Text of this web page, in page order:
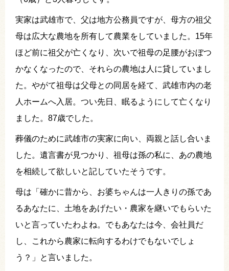
実家は武雄市で、父は地方公務員ですが、母方の祖父
母は広大な農地を所有して農業をしていました。15年
ほど前に祖父が亡くなり、次いで祖母の足腰がおぼつ
かなくなったので、それらの農地は人に貸していまし
た。やがて祖母は父母との同居を経て、武雄市内の老
人ホームへ入居。つい先日、眠るようにして亡くなり
ました。87歳でした。
葬儀のために武雄市の実家に向い、両親と話し合いま
した。遺言書が見つかり、祖母は孫の私に、あの農地
を相続して欲しいと記していたそうです。
母は「確かに昔から、お婆ちゃんは一人きりの孫であ
るあなたに、土地をあげたい・農家を継いでもらいた
いと言っていたわよね。でもあなたは今、会社員だ
し、これから農家に転向するわけでもないでしょ
う？」と言いました。